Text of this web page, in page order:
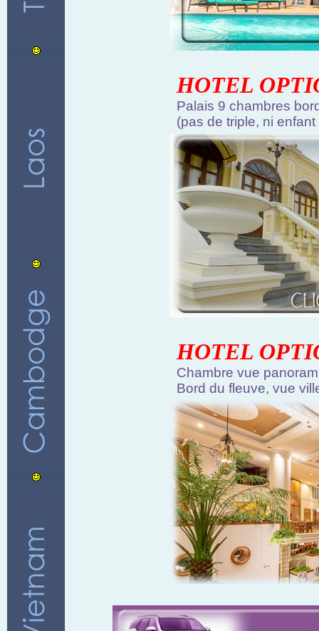
HOTEL
Palais 9 chambres
(pas de triple, ni
HOTEL
Chambre vue
Bord du fleuve, vue